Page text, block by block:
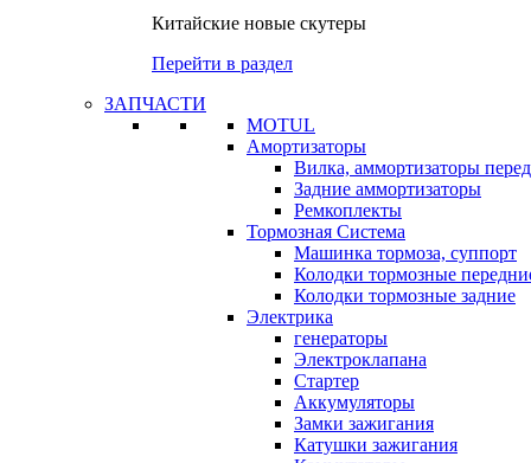
Китайские новые скутеры
Перейти в раздел
ЗАПЧАСТИ
MOTUL
Амортизаторы
Вилка, аммортизаторы
Задние аммортизаторы
Ремкоплекты
Тормозная Система
Машинка тормоза, суппорт
Колодки тормозные
Колодки тормозные задние
Электрика
генераторы
Электроклапана
Стартер
Аккумуляторы
Замки зажигания
Катушки зажигания